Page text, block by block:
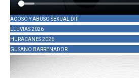
ACOSO Y ABUSO SEXUAL DIF
LLUVIAS 2026
HURACANES 2026
GUSANO BARRENADOR